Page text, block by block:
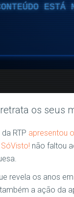
os seus
RTP apresentou
SóVisto! não faltou
revela os anos
a ação da